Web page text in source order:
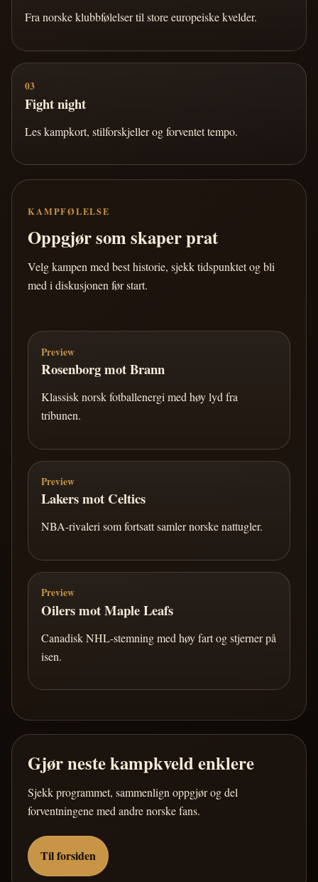
Fra norske klubbfølelser til store europeiske kvelder.
03
Fight night
Les kampkort, stilforskjeller og forventet tempo.
KAMPFØLELSE
Oppgjør som skaper prat
Velg kampen med best historie, sjekk tidspunktet og bli
med i diskusjonen før start.
Preview
Rosenborg mot Brann
Klassisk norsk fotballenergi med høy lyd fra
tribunen.
Preview
Lakers mot Celtics
NBA-rivaleri som fortsatt samler norske nattugler.
Preview
Oilers mot Maple Leafs
Canadisk NHL-stemning med høy fart og stjerner på
isen.
Gjør neste kampkveld enklere
Sjekk programmet, sammenlign oppgjør og del
forventningene med andre norske fans.
Til forsiden